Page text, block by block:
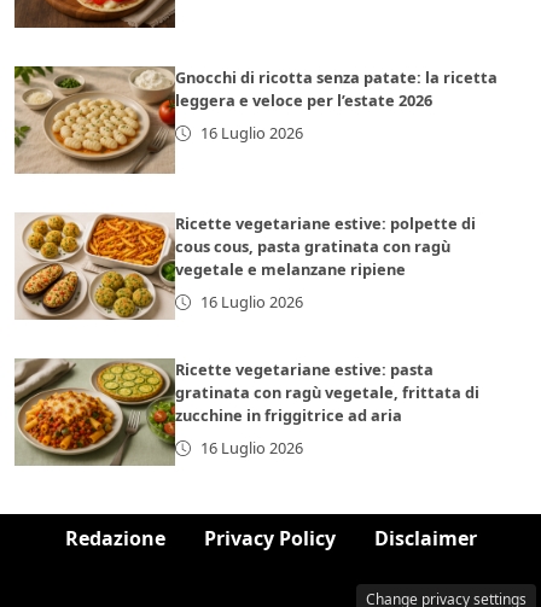
Gnocchi di ricotta senza patate: la ricetta
leggera e veloce per l’estate 2026
16 Luglio 2026
Ricette vegetariane estive: polpette di
cous cous, pasta gratinata con ragù
vegetale e melanzane ripiene
16 Luglio 2026
Ricette vegetariane estive: pasta
gratinata con ragù vegetale, frittata di
zucchine in friggitrice ad aria
16 Luglio 2026
Redazione Privacy Policy Disclaimer
Change privacy settings